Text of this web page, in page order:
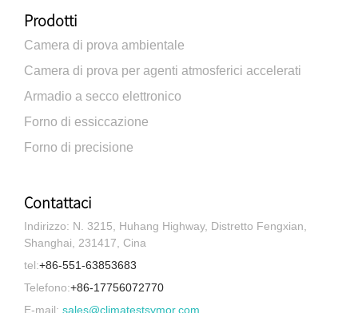
Prodotti
Camera di prova ambientale
Camera di prova per agenti atmosferici accelerati
Armadio a secco elettronico
Forno di essiccazione
Forno di precisione
Contattaci
Indirizzo: N. 3215, Huhang Highway, Distretto Fengxian,
Shanghai, 231417, Cina
tel:+86-551-63853683
Telefono:+86-17756072770
E-mail: sales@climatestsymor.com